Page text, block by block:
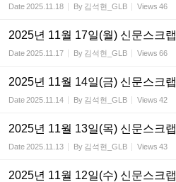
Date2025.11.18 By 김석현_GLB Views 46
2025년 11월 17일(월) 신문스크랩
Date2025.11.17 By 김석현_GLB Views 66
2025년 11월 14일(금) 신문스크랩
Date2025.11.14 By 김석현_GLB Views 42
2025년 11월 13일(목) 신문스크랩
Date2025.11.13 By 김석현_GLB Views 43
2025년 11월 12일(수) 신문스크랩